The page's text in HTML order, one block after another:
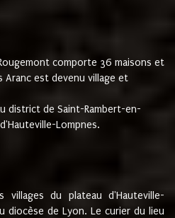
comporte 36 maisons et
Aranc est devenu village et
district de Saint-Rambert-en-
Lompnes.
villages du plateau d'Hauteville-
diocèse de Lyon. Le curier du lieu